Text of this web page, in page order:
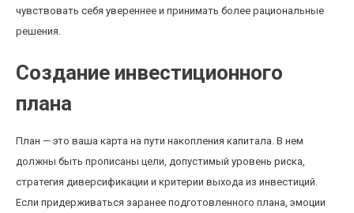
чувствовать себя увереннее и принимать более рациональные
решения.
Создание инвестиционного
плана
План — это ваша карта на пути накопления капитала. В нем
должны быть прописаны цели, допустимый уровень риска,
стратегия диверсификации и критерии выхода из инвестиций.
Если придерживаться заранее подготовленного плана, эмоции